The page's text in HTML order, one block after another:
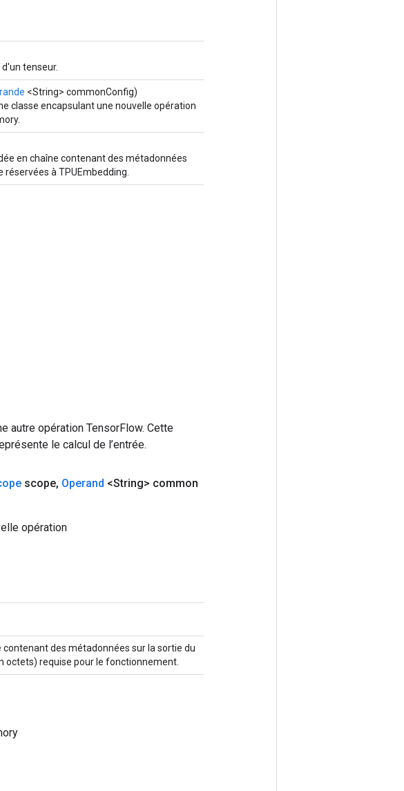
tenseur.
<String> commonConfig)
classe encapsulant une nouvelle opération
en chaîne contenant des métadonnées
à TPUEmbedding.
autre opération TensorFlow. Cette
le calcul de l’entrée.
scope, Operand <String> common
opération
des métadonnées sur la sortie du
octets) requise pour le fonctionnement.